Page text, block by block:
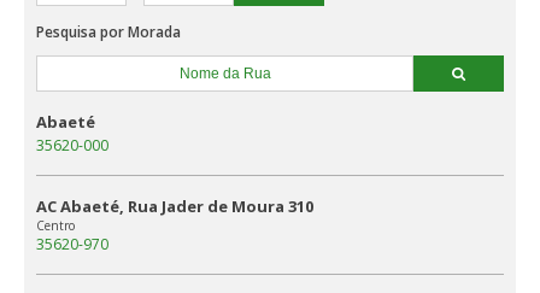
Pesquisa por Morada
Abaeté
35620-000
AC Abaeté, Rua Jader de Moura 310
Centro
35620-970